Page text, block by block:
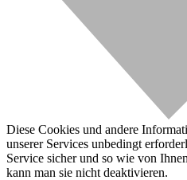
Diese Cookies und andere
unserer Services unbedingt
Service sicher und so wie von
kann man sie nicht deaktivieren.